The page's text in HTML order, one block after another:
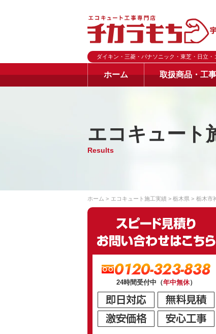
ダイキン・三菱・パナソニック・東芝・日立・
ホーム 取扱商品・工
エコキュート
Results
ホーム エコキュート施工実績 栃木県 栃木市
0120-323-838
24時間受付中（年中無休）